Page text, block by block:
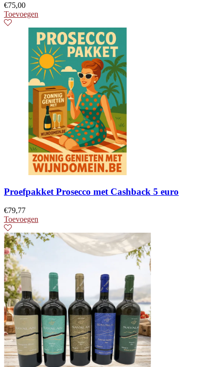
€75,00
Toevoegen
Proefpakket Prosecco met Cashback 5 euro
€79,77
Toevoegen